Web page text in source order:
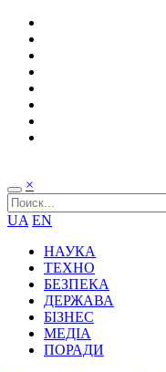
×
UA EN
НАУКА
ТЕХНО
БЕЗПЕКА
ДЕРЖАВА
БІЗНЕС
МЕДІА
ПОРАДИ